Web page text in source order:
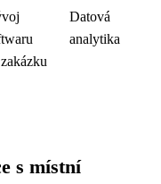
Datová
analytika
s místní